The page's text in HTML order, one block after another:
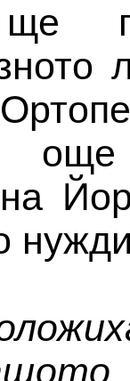
ще
още
на